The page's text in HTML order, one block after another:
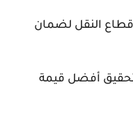
النقل لضمان
أفضل قيمة